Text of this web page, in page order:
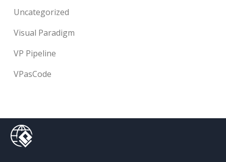
Uncategorized
Visual Paradigm
VP Pipeline
VPasCode